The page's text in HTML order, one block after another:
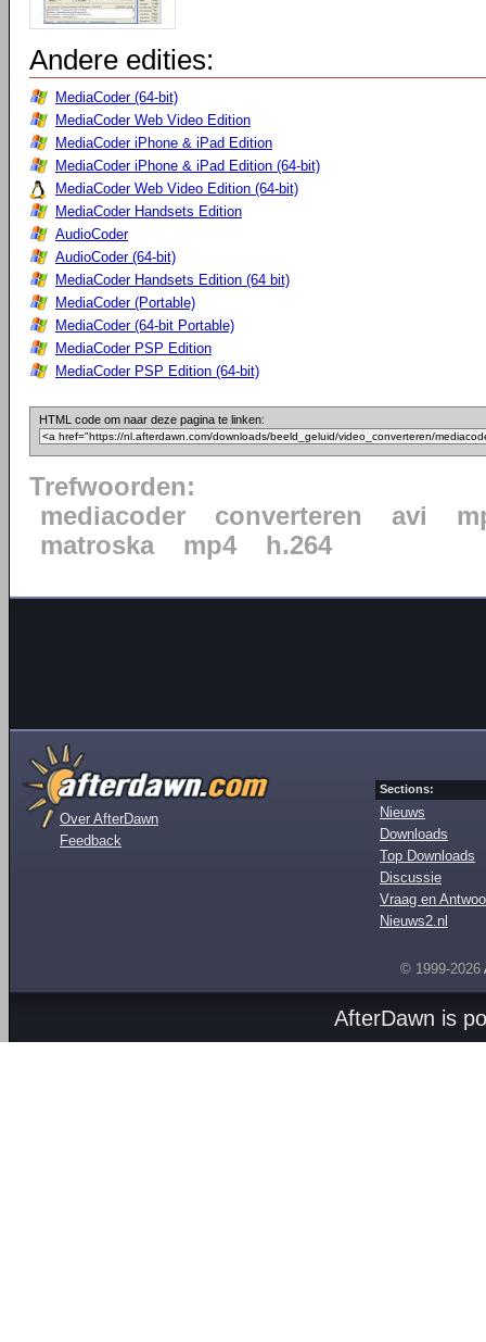
Andere edities:
MediaCoder (64-bit)
MediaCoder Web Video Edition
MediaCoder iPhone & iPad Edition
MediaCoder iPhone & iPad Edition (64-bit)
MediaCoder Web Video Edition (64-bit)
MediaCoder Handsets Edition
AudioCoder
AudioCoder (64-bit)
MediaCoder Handsets Edition (64 bit)
MediaCoder (Portable)
MediaCoder (64-bit Portable)
MediaCoder PSP Edition
MediaCoder PSP Edition (64-bit)
HTML code om naar deze pagina te linken:
Trefwoorden:
mediacoder
converteren avi
matroska
mp4 h.264
Over AfterDawn
Feedback
Sections:
Nieuws
Downloads
Top Downloads
Discussie
Vraag en
Nieuws2.nl
© 1999-2026
AfterDawn is